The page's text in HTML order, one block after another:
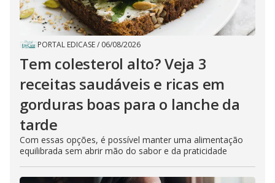
PORTAL EDICASE/ 06/08/2026
Tem colesterol alto? Veja 3
receitas saudáveis e ricas em
gorduras boas para o lanche da
tarde
Com essas opções, é possível manter uma alimentação
equilibrada sem abrir mão do sabor e da praticidade